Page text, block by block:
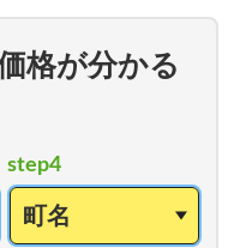
格が分かる
step4